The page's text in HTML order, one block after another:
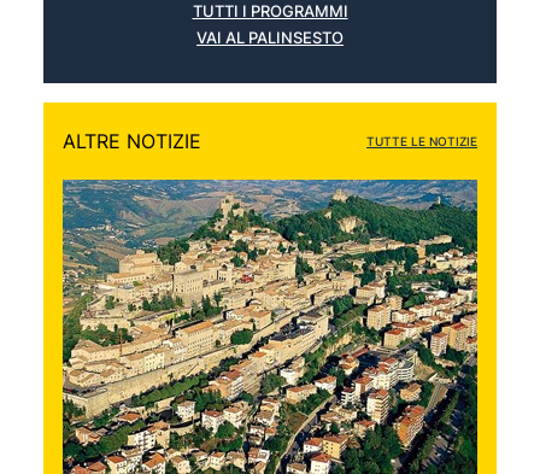
TUTTI I PROGRAMMI
VAI AL PALINSESTO
ALTRE NOTIZIE TUTTE LE NOTIZIE